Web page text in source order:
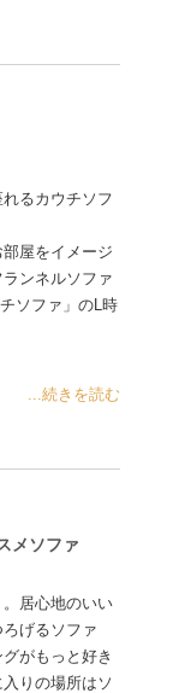
るカウチソフ
屋をイメージ
ンネルソファ
ソファ」のL時
...続きを読む
メソファ
居心地のいい
げるソファ
がもっと好き
りの場所はソ